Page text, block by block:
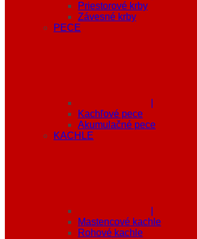
Priestorové krby
Závesné krby
PECE
Kachľové pece
Akumulačné pece
KACHLE
Mastencové kachle
Rohové kachle